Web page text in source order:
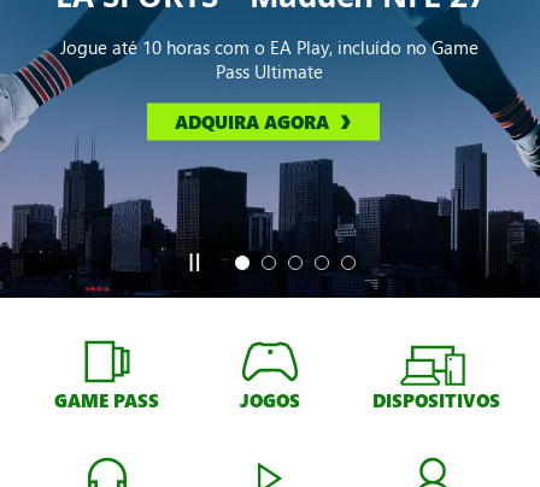
Jogue até 10 horas com o EA Play, incluído no Game
Pass Ultimate
ADQUIRA AGORA
GAME PASS JOGOS DISPOSITIVOS